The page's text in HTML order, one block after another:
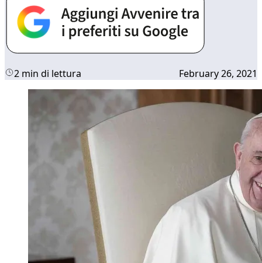
2 min di lettura February 26, 2021